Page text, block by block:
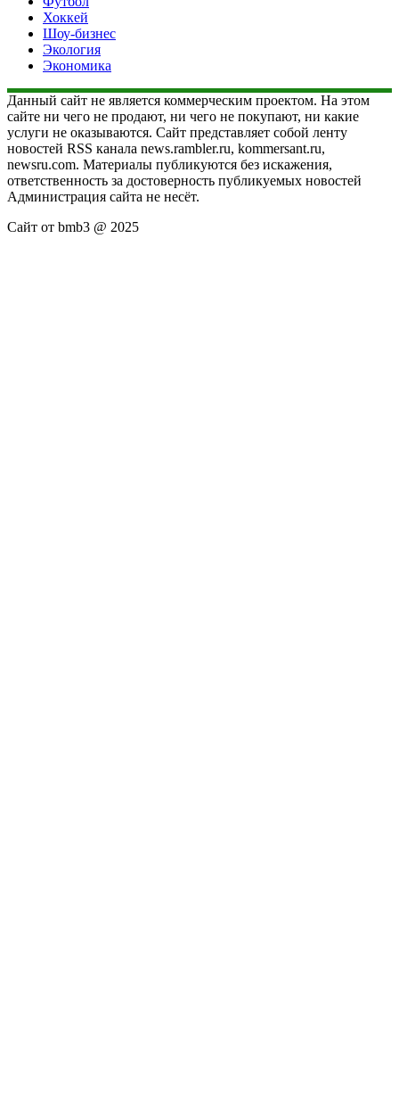
Хоккей
Шоу-бизнес
Экология
Экономика
Данный сайт не является коммерческим проектом. На этом
сайте ни чего не продают, ни чего не покупают, ни какие
услуги не оказываются. Сайт представляет собой ленту
новостей RSS канала news.rambler.ru, kommersant.ru,
newsru.com. Материалы публикуются без искажения,
ответственность за достоверность публикуемых новостей
Администрация сайта не несёт.
Сайт от bmb3 @ 2025